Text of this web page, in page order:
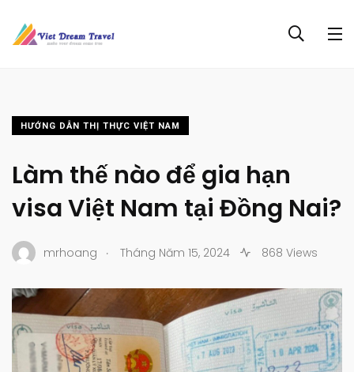
HƯỚNG DẪN THỊ THỰC VIỆT NAM
Làm thế nào để gia hạn
visa Việt Nam tại Đồng Nai?
mrhoang . Tháng Năm 15, 2024 868 Views